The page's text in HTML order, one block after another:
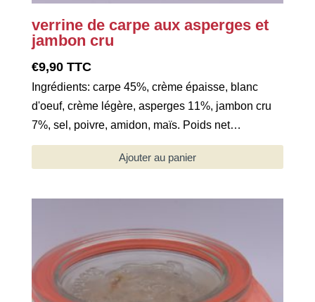
verrine de carpe aux asperges et
jambon cru
€9,90 TTC
Ingrédients: carpe 45%, crème épaisse, blanc
d'oeuf, crème légère, asperges 11%, jambon cru
7%, sel, poivre, amidon, maïs. Poids net…
Ajouter au panier